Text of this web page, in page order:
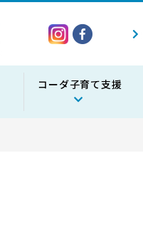
コーダ子育て支援